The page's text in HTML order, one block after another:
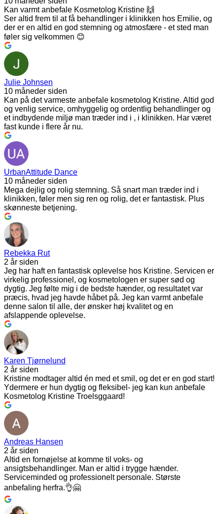
Kan varmt anbefale Kosmetolog Kristine 🙌
Ser altid frem til at få behandlinger i klinikken hos Emilie, og
der er en altid en god stemning og atmosfære - et sted man
føler sig velkommen 😊
Julie Johnsen
10 måneder siden
Kan på det varmeste anbefale kosmetolog Kristine. Altid god
og venlig service, omhyggelig og ordentlig behandlinger og
et indbydende miljø man træder ind i , i klinikken. Har været
fast kunde i flere år nu.
UrbanAttitude Dance
10 måneder siden
Mega dejlig og rolig stemning. Så snart man træder ind i
klinikken, føler men sig ren og rolig, det er fantastisk. Plus
skønneste betjening.
Rebekka Rut
2 år siden
Jeg har haft en fantastisk oplevelse hos Kristine. Servicen er
virkelig professionel, og kosmetologen er super sød og
dygtig. Jeg følte mig i de bedste hænder, og resultatet var
præcis, hvad jeg havde håbet på. Jeg kan varmt anbefale
denne salon til alle, der ønsker høj kvalitet og en
afslappende oplevelse.
Karen Tjørnelund
2 år siden
Kristine modtager altid én med et smil, og det er en god start!
Ydermere er hun dygtig og fleksibel- jeg kan kun anbefale
Kosmetolog Kristine Troelsggaard!
Andreas Hansen
2 år siden
Altid en fornøjelse at komme til voks- og
ansigtsbehandlinger. Man er altid i trygge hænder.
Serviceminded og professionelt personale. Største
anbefaling herfra.👌🤗